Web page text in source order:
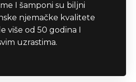
I šamponi su biljni
njemačke kvalitete
više od 50 godina I
uzrastima.